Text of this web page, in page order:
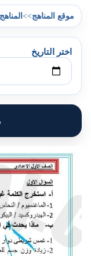
موقع المناهج>>المناهج
اختر التاريخ